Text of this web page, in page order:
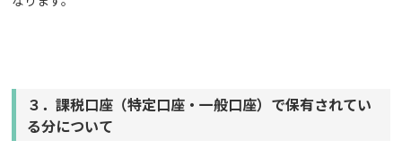
３．課税口座（特定口座・一般口座）で保有されてい
る分について